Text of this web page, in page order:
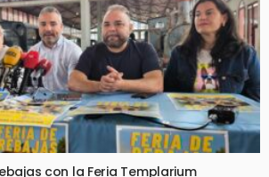
con la Feria Templarium